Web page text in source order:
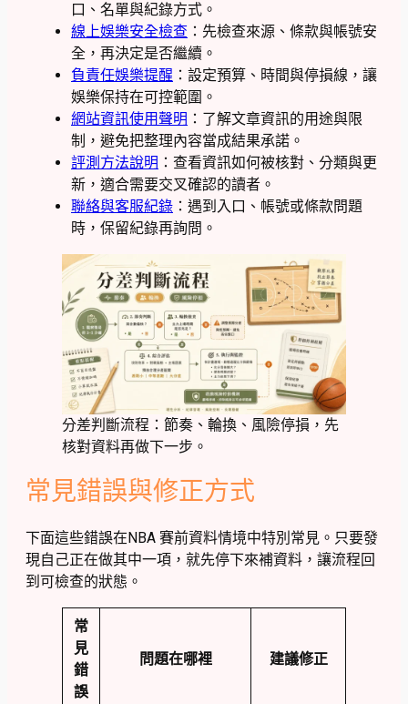
口、名單與紀錄方式。
線上娛樂安全檢查 ：先檢查來源、條款與帳號安
全，再決定是否繼續。
負責任娛樂提醒 ：設定預算、時間與停損線，讓
娛樂保持在可控範圍。
網站資訊使用聲明 ：了解文章資訊的用途與限
制，避免把整理內容當成結果承諾。
評測方法說明 ：查看資訊如何被核對、分類與更
新，適合需要交叉確認的讀者。
聯絡與客服紀錄 ：遇到入口、帳號或條款問題
時，保留紀錄再詢問。
分差判斷流程：節奏、輪換、風險停損，先
核對資料再做下一步。
常見錯誤與修正方式
下面這些錯誤在NBA 賽前資料情境中特別常見。只要發
現自己正在做其中一項，就先停下來補資料，讓流程回
到可檢查的狀態。
常
見
錯
誤
問題在哪裡 建議修正